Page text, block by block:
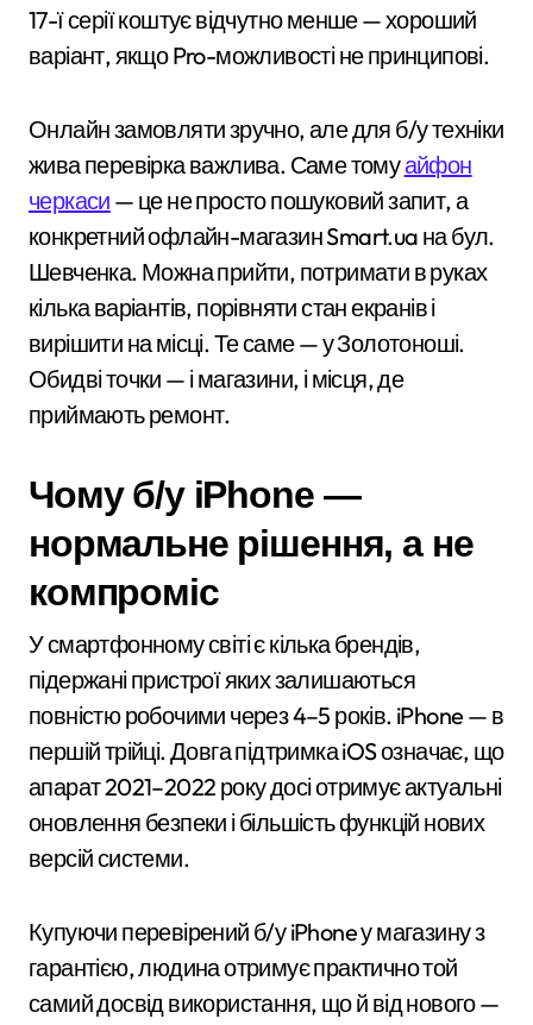
17-ї серії коштує відчутно менше — хороший
варіант, якщо Pro-можливості не принципові.
Онлайн замовляти зручно, але для б/у техніки
жива перевірка важлива. Саме томуайфон
черкаси — це не просто пошуковий запит, а
конкретний офлайн-магазин Smart.ua на бул.
Шевченка. Можна прийти, потримати в руках
кілька варіантів, порівняти стан екранів і
вирішити на місці. Те саме — у Золотоноші.
Обидві точки — і магазини, і місця, де
приймають ремонт.
Чому б/у iPhone —
нормальне рішення, а не
компроміс
У смартфонному світі є кілька брендів,
підержані пристрої яких залишаються
повністю робочими через 4–5 років. iPhone — в
першій трійці. Довга підтримка iOS означає, що
апарат 2021–2022 року досі отримує актуальні
оновлення безпеки і більшість функцій нових
версій системи.
Купуючи перевірений б/у iPhone у магазину з
гарантією, людина отримує практично той
самий досвід використання, що й від нового —